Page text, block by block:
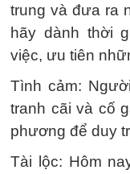
trung và đưa ra
hãy dành thời
việc, ưu tiên
Tình cảm:
tranh cãi và cố
phương để duy
Tài lộc: Hôm